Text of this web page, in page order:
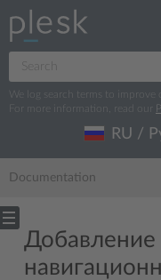
We log search terms to improve
For more information, read our
RU /
Documentation
Добавление